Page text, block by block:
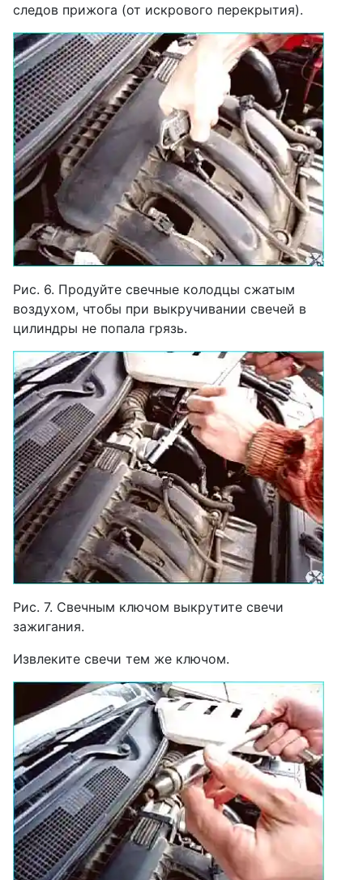
следов прижога (от искрового перекрытия).
Рис. 6. Продуйте свечные колодцы сжатым
воздухом, чтобы при выкручивании свечей в
цилиндры не попала грязь.
Рис. 7. Свечным ключом выкрутите свечи
зажигания.
Извлеките свечи тем же ключом.